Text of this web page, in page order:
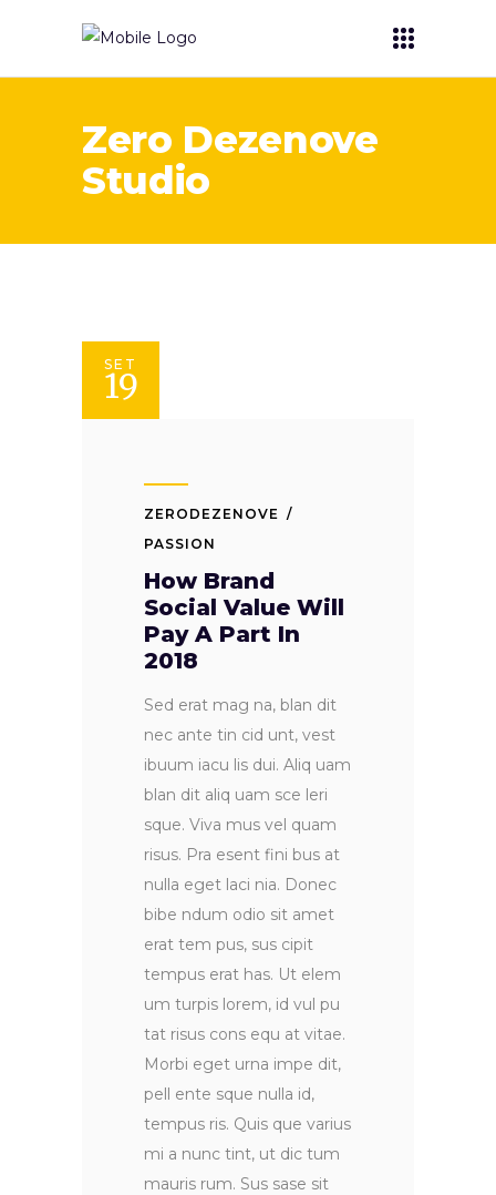
Zero Dezenove
Studio
SET
19
ZERODEZENOVE
PASSION
How Brand
Social Value Will
Pay A Part In
2018
Sed erat mag na, blan dit
nec ante tin cid unt, vest
ibuum iacu lis dui. Aliq uam
blan dit aliq uam sce leri
sque. Viva mus vel quam
risus. Pra esent fini bus at
nulla eget laci nia. Donec
bibe ndum odio sit amet
erat tem pus, sus cipit
tempus erat has. Ut elem
um turpis lorem, id vul pu
tat risus cons equ at vitae.
Morbi eget urna impe dit,
pell ente sque nulla id,
tempus ris. Quis que varius
mi a nunc tint, ut dic tum
mauris rum. Sus sase sit